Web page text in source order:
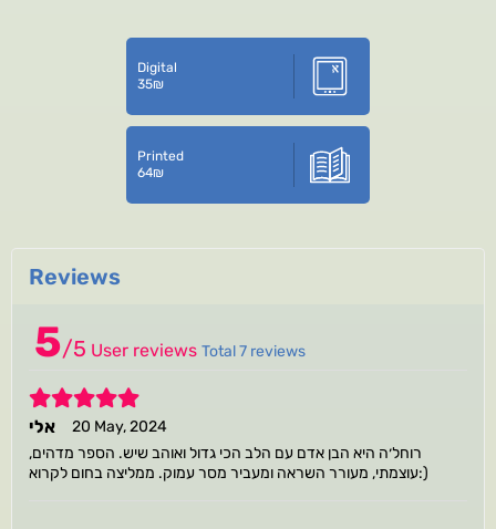
Digital
35₪
Printed
64₪
Reviews
5/5 User reviews Total 7 reviews
5
אלי
20 May, 2024
רוחל׳ה היא הבן אדם עם הלב הכי גדול ואוהב שיש. הספר מדהים,
עוצמתי, מעורר השראה ומעביר מסר עמוק. ממליצה בחום לקרוא:)